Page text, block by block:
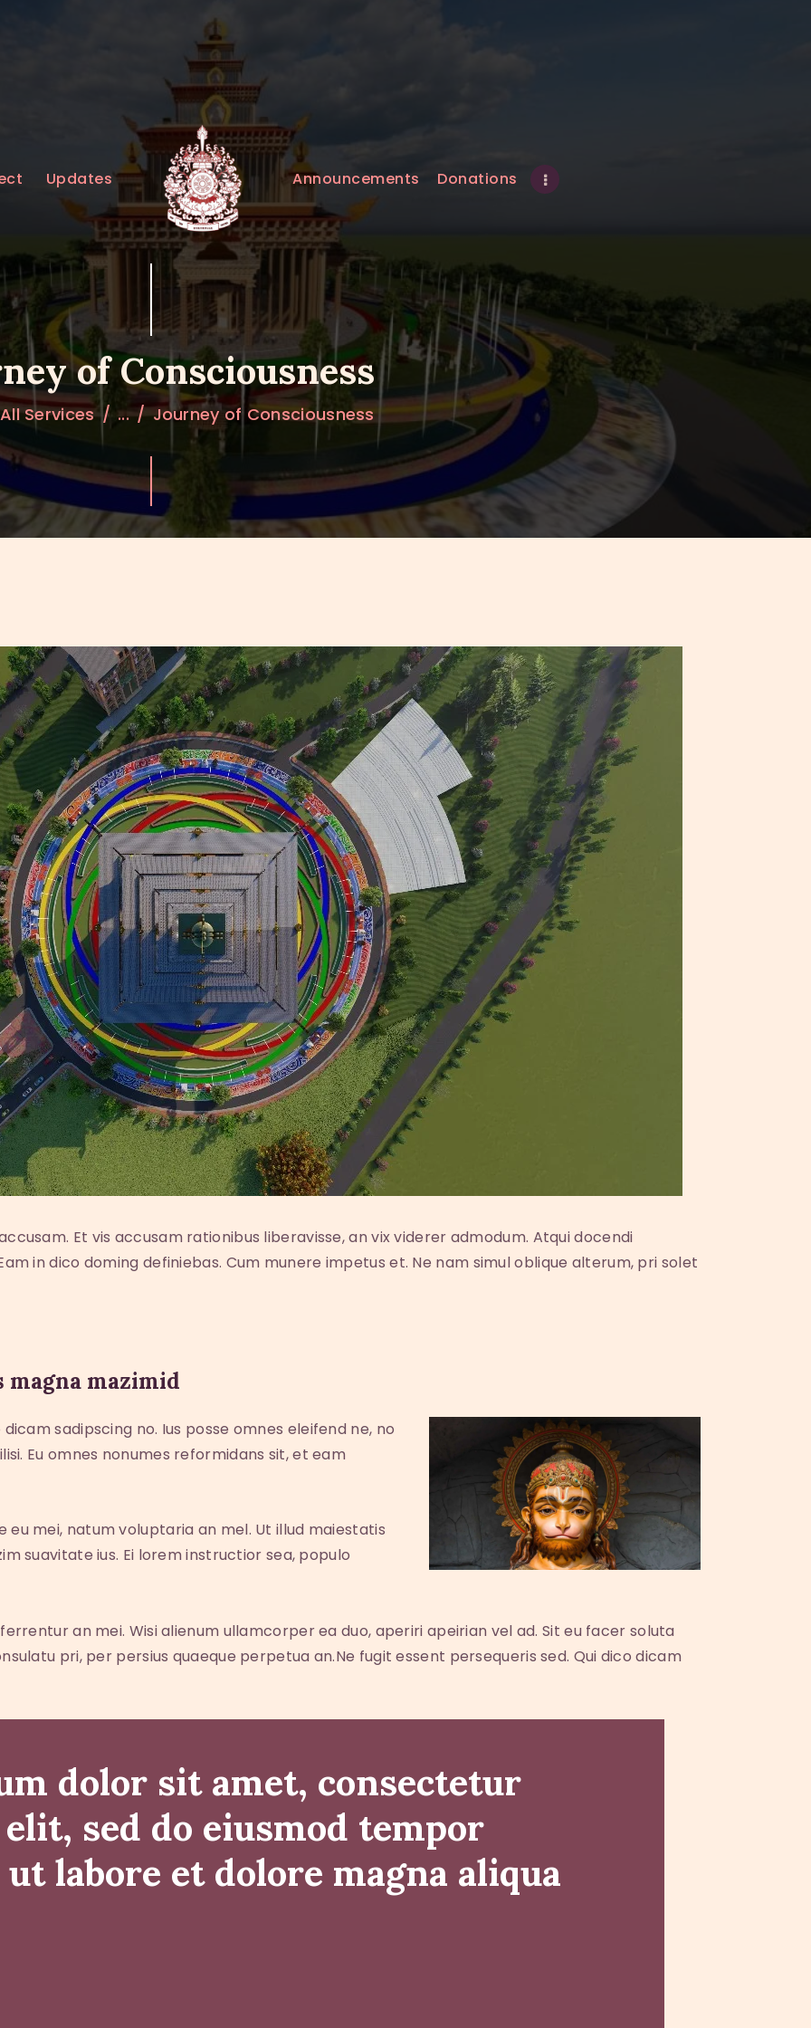
Updates Announcements Donations
of Consciousness
All Services ... Journey of Consciousness
UPDATES
KURUKULEE PROJECT
GALLERY
CONTACTS
DONATIONS
Et vis accusam rationibus liberavisse, an vix viderer admodum. Atqui docendi
in dico doming definiebas. Cum munere impetus et. Ne nam simul oblique alterum, pri solet
magna mazimid
sadipscing no. Ius posse omnes eleifend ne, no
Eu omnes nonumes reformidans sit, et eam
mei, natum voluptaria an mel. Ut illud maiestatis
suavitate ius. Ei lorem instructior sea, populo
an mei. Wisi alienum ullamcorper ea duo, aperiri apeirian vel ad. Sit eu facer soluta
pri, per persius quaeque perpetua an.Ne fugit essent persequeris sed. Qui dico dicam
dolor sit amet, consectetur
sed do eiusmod tempor
labore et dolore magna aliqua